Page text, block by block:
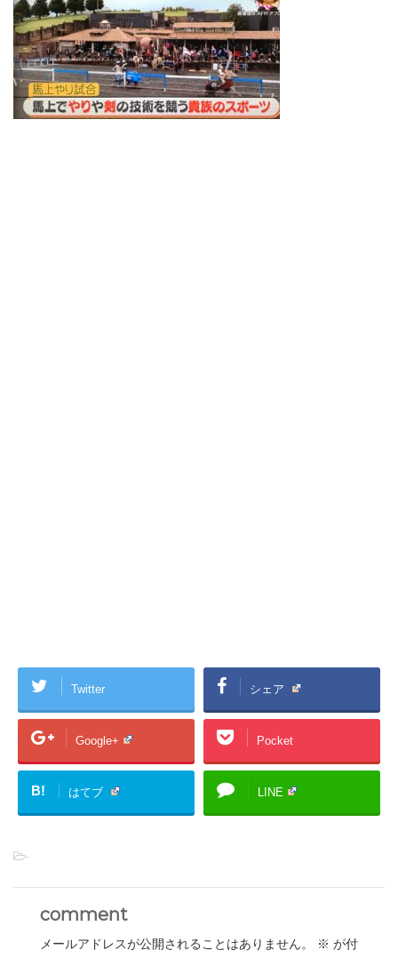
Twitter シェア
Google+ Pocket
B! はてブ LINE
-
comment
メールアドレスが公開されることはありません。 ※ が付